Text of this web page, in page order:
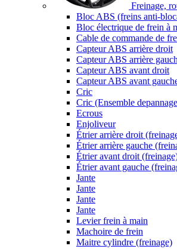
Freinage,
Bloc ABS (freins anti-
Bloc électrique de frein à
Cable de commande de
Capteur ABS arrière droit
Capteur ABS arrière
Capteur ABS avant droit
Capteur ABS avant
Cric
Cric (Ensemble
Ecrous
Enjoliveur
Étrier arrière droit
Étrier arrière gauche
Étrier avant droit
Étrier avant gauche
Jante
Jante
Jante
Jante
Levier frein à main
Machoire de frein
Maitre cylindre (freinage)